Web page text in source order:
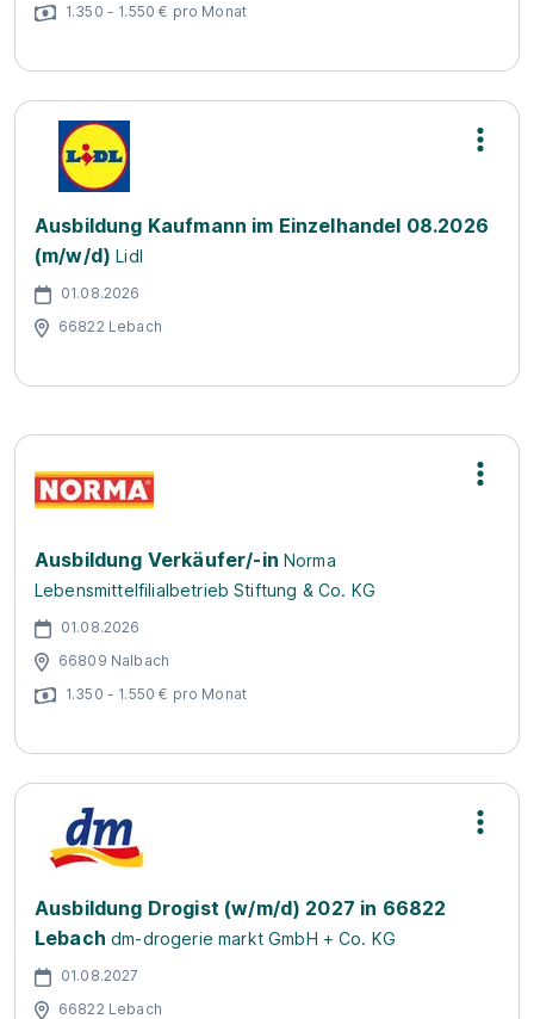
1.350 - 1.550 € pro Monat
Ausbildung Kaufmann im Einzelhandel 08.2026
(m/w/d) Lidl
01.08.2026
66822 Lebach
Ausbildung Verkäufer/-in Norma
Lebensmittelfilialbetrieb Stiftung & Co. KG
01.08.2026
66809 Nalbach
1.350 - 1.550 € pro Monat
Ausbildung Drogist (w/m/d) 2027 in 66822
Lebach dm-drogerie markt GmbH + Co. KG
01.08.2027
66822 Lebach